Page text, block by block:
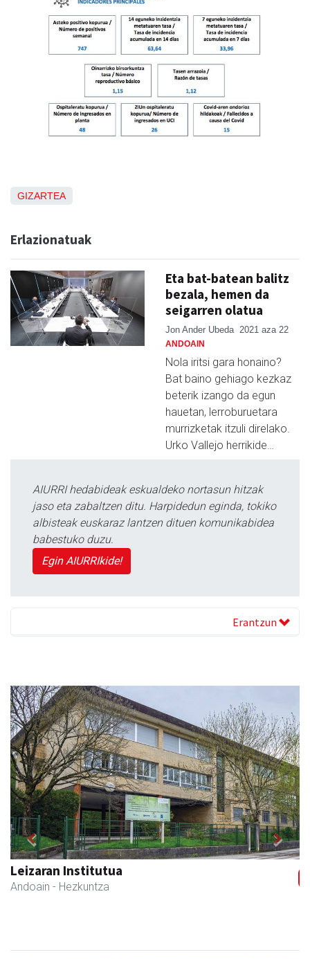
GIZARTEA
Erlazionatuak
Eta bat-batean balitz
bezala, hemen da
seigarren olatua
Jon Ander Ubeda 2021 aza 22
ANDOAIN
Nola iritsi gara honaino?
Bat baino gehiago kezkaz
beterik izango da egun
hauetan, lerroburuetara
murrizketak itzuli direlako.
Urko Vallejo herrikide…
AIURRI hedabideak eskualdeko nortasun hitzak
jaso eta zabaltzen ditu. Harpidedun eginda, tokiko
albisteak euskaraz lantzen dituen komunikabidea
babestuko duzu.
Egin AIURRIkide!
Erantzun
Leizaran Institutua
Andoain - Hezkuntza
Previous Next